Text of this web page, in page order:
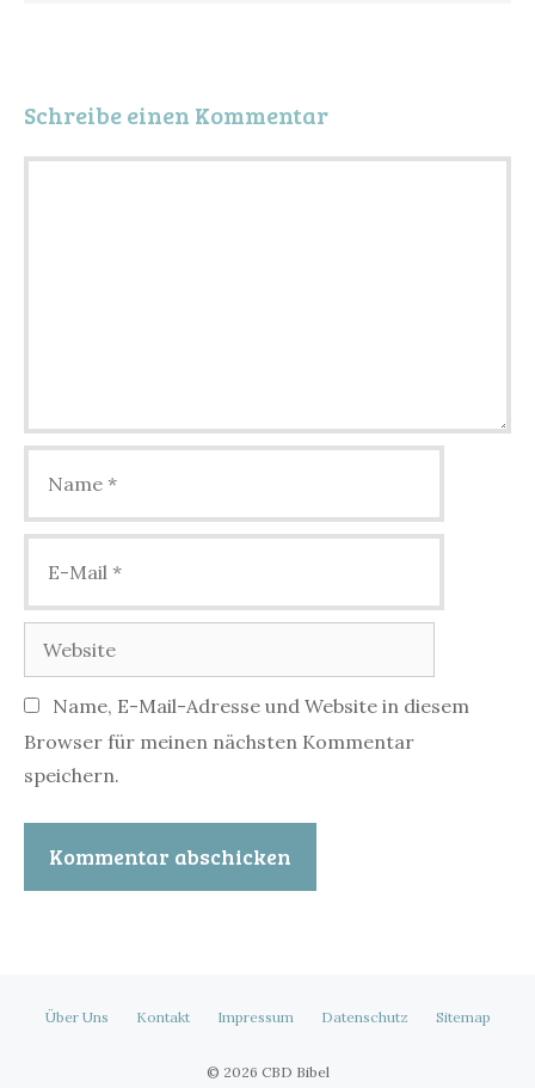
Schreibe einen Kommentar
Mail
Website
Name, E-Mail-Adresse und Website in diesem
Browser für meinen nächsten Kommentar
speichern.
Über Uns Kontakt Impressum Datenschutz Sitemap
© 2026 CBD Bibel